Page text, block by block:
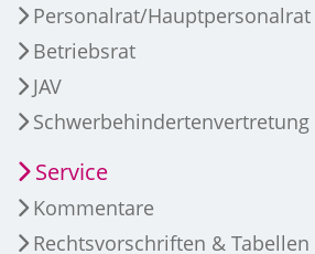
Personalrat/Hauptpersonalrat
Betriebsrat
JAV
Schwerbehindertenvertretung
Service
Kommentare
Rechtsvorschriften & Tabellen